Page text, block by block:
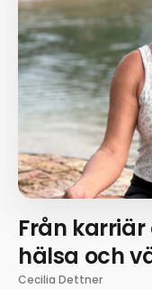
Från
hälsa och
Cecilia Dettner